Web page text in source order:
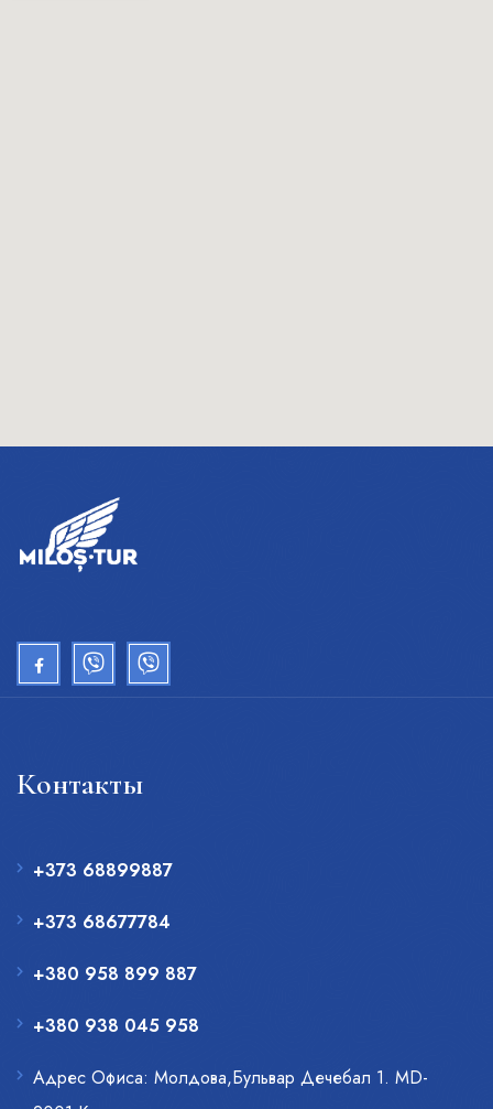
Контакты
+373 68899887
+373 68677784
+380 958 899 887
+380 938 045 958
Адрес Офиса: Молдова,Бульвар Дечебал 1. MD-